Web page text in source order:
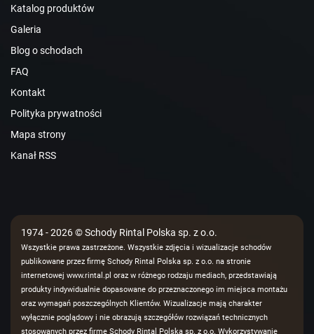
Katalog produktów
Galeria
Blog o schodach
FAQ
Kontakt
Polityka prywatności
Mapa strony
Kanał RSS
1974 - 2026 © Schody Rintal Polska sp. z o.o.
Wszystkie prawa zastrzeżone. Wszystkie zdjęcia i wizualizacje schodów
publikowane przez firmę Schody Rintal Polska sp. z o.o. na stronie
internetowej www.rintal.pl oraz w różnego rodzaju mediach, przedstawiają
produkty indywidualnie dopasowane do przeznaczonego im miejsca montażu
oraz wymagań poszczególnych Klientów. Wizualizacje mają charakter
wyłącznie poglądowy i nie obrazują szczegółów rozwiązań technicznych
stosowanych przez firmę Schody Rintal Polska sp. z o.o. Wykorzystywanie